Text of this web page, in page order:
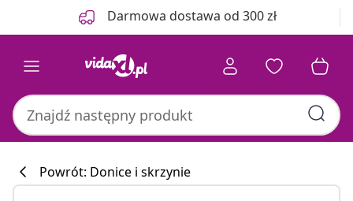
Darmowa dostawa od 300 zł
Powrót: Donice i skrzynie